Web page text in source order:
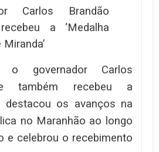
Carlos Brandão
a ‘Medalha
o governador Carlos
também recebeu a
destacou os avanços na
no Maranhão ao longo
e celebrou o recebimento